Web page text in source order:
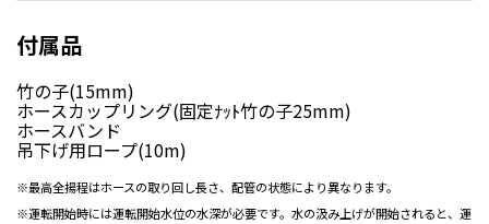
付属品
竹の子(15mm)
ホースカップリング(固定ﾅｯﾄ竹の子25mm)
ホースバンド
吊下げ用ロープ(10m)
※最高全揚程はホースの取り回し長さ、配管の状態により異なります。
※運転開始時には運転開始水位の水深が必要です。水の汲み上げが開始されると、運